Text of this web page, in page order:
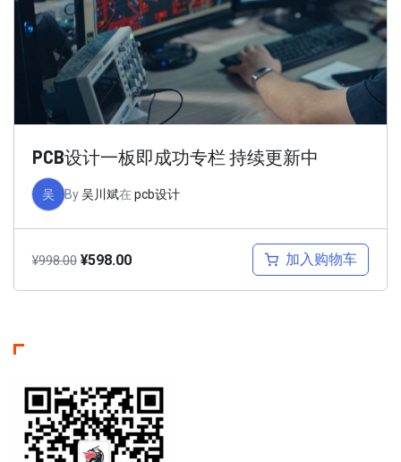
PCB设计一板即成功专栏 持续更新中
吴 By吴川斌在 pcb设计
¥998.00 ¥598.00 加入购物车